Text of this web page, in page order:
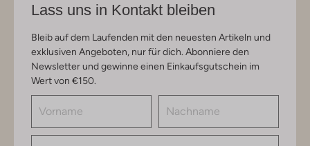
Lass uns in Kontakt bleiben
Bleib auf dem Laufenden mit den neuesten Artikeln und
exklusiven Angeboten, nur für dich. Abonniere den
Newsletter und gewinne einen Einkaufsgutschein im
Wert von €150.